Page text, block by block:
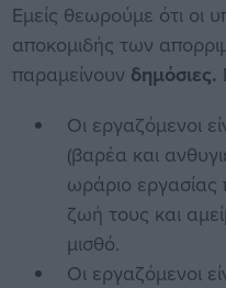
Εμείς θεωρούμε ότι οι
αποκομιδής των
παραμείνουν δημόσιες.
Οι εργαζόμενοι
(βαρέα και
ωράριο εργασίας
ζωή τους και
μισθό.
Οι εργαζόμενοι